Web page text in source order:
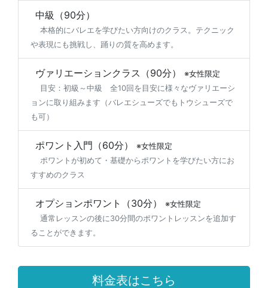
中級（90分）
本格的にバレエを学びたい方向けのクラス。テクニック
や表現にも挑戦し、踊りの質を高めます。
ヴァリエーションクラス（90分）
※女性限定
目安：初級～中級 全10回を目安に様々なヴァリエーシ
ョンに取り組みます（バレエシューズでもトウシューズで
も可）
ポワント入門（60分）
※女性限定
ポワントが初めて・基礎からポワントを学びたい方にお
すすめのクラス
オプションポワント（30分）
※女性限定
通常レッスンの後に30分間のポワントレッスンを追加す
ることができます。
料金表はこちら